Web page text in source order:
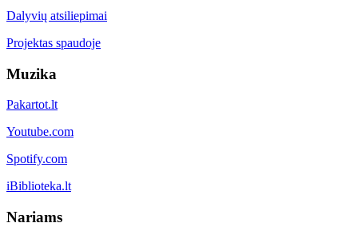
Dalyvių atsiliepimai
Projektas spaudoje
Muzika
Pakartot.lt
Youtube.com
Spotify.com
iBiblioteka.lt
Nariams